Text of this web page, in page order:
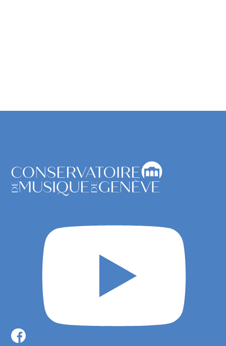
Centre-ville, Diorama